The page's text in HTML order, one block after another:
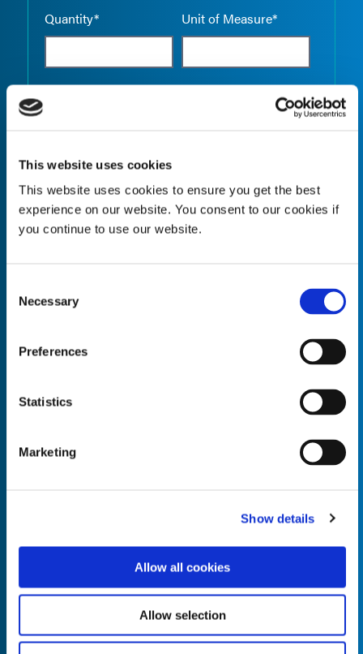
This website uses cookies
This website uses cookies to ensure you get the best
experience on our website. You consent to our cookies if
you continue to use our website.
Selection
Necessary
Preferences
Statistics
Marketing
Show details
Allow all cookies
Allow selection
Quantity* Unit of Measure*
Quantity* Unit of Measure*
Empty
Product Name* Empty
Unit of Measure*